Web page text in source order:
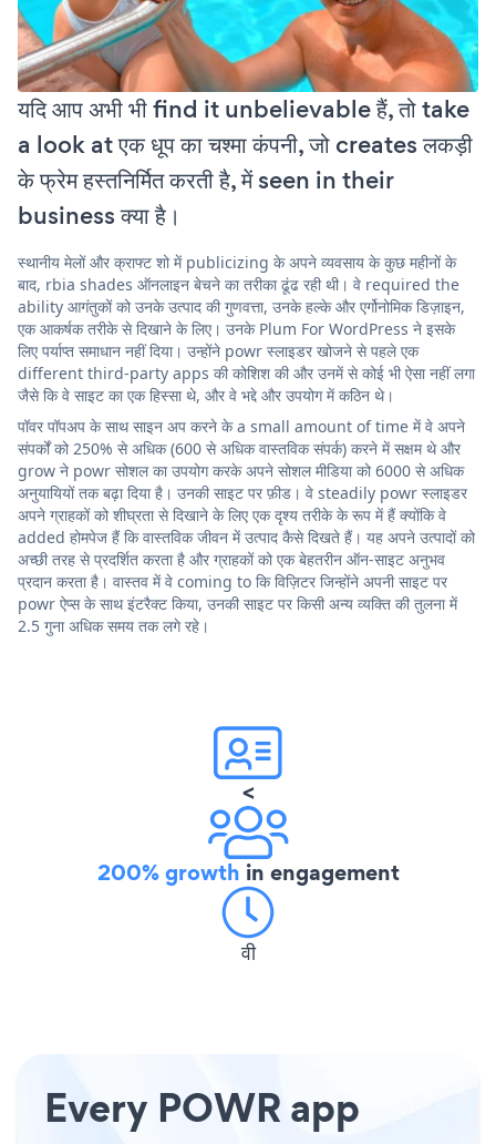
यदि आप अभी भी find it unbelievable हैं, तो take
a look at एक धूप का चश्मा कंपनी, जो creates लकड़ी
के फ्रेम हस्तनिर्मित करती है, में seen in their
business क्या है।
स्थानीय मेलों और क्राफ्ट शो में publicizing के अपने व्यवसाय के कुछ महीनों के
बाद, rbia shades ऑनलाइन बेचने का तरीका ढूंढ रही थी। वे required the
ability आगंतुकों को उनके उत्पाद की गुणवत्ता, उनके हल्के और एर्गोनोमिक डिज़ाइन,
एक आकर्षक तरीके से दिखाने के लिए। उनके Plum For WordPress ने इसके
लिए पर्याप्त समाधान नहीं दिया। उन्होंने powr स्लाइडर खोजने से पहले एक
different third-party apps की कोशिश की और उनमें से कोई भी ऐसा नहीं लगा
जैसे कि वे साइट का एक हिस्सा थे, और वे भद्दे और उपयोग में कठिन थे।
पॉवर पॉपअप के साथ साइन अप करने के a small amount of time में वे अपने
संपर्कों को 250% से अधिक (600 से अधिक वास्तविक संपर्क) करने में सक्षम थे और
grow ने powr सोशल का उपयोग करके अपने सोशल मीडिया को 6000 से अधिक
अनुयायियों तक बढ़ा दिया है। उनकी साइट पर फ़ीड। वे steadily powr स्लाइडर
अपने ग्राहकों को शीघ्रता से दिखाने के लिए एक दृश्य तरीके के रूप में हैं क्योंकि वे
added होमपेज हैं कि वास्तविक जीवन में उत्पाद कैसे दिखते हैं। यह अपने उत्पादों को
अच्छी तरह से प्रदर्शित करता है और ग्राहकों को एक बेहतरीन ऑन-साइट अनुभव
प्रदान करता है। वास्तव में वे coming to कि विज़िटर जिन्होंने अपनी साइट पर
powr ऐप्स के साथ इंटरैक्ट किया, उनकी साइट पर किसी अन्य व्यक्ति की तुलना में
2.5 गुना अधिक समय तक लगे रहे।
<
200% growth in engagement
वी
Every POWR app